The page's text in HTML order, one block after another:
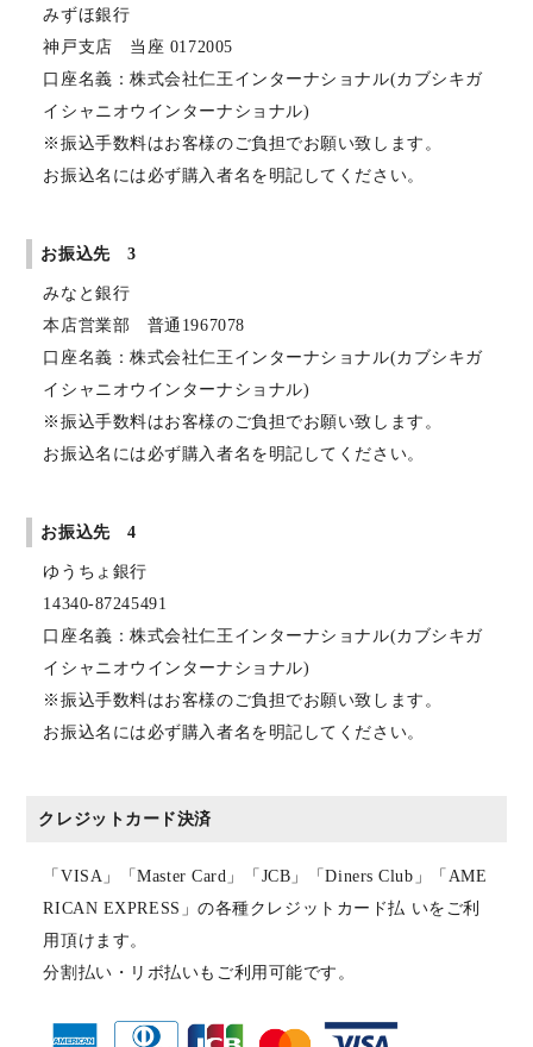
みずほ銀行
神戸支店 当座 0172005
口座名義：株式会社仁王インターナショナル(カブシキガ
イシャニオウインターナショナル)
※振込手数料はお客様のご負担でお願い致します。
お振込名には必ず購入者名を明記してください。
お振込先 3
みなと銀行
本店営業部 普通1967078
口座名義：株式会社仁王インターナショナル(カブシキガ
イシャニオウインターナショナル)
※振込手数料はお客様のご負担でお願い致します。
お振込名には必ず購入者名を明記してください。
お振込先 4
ゆうちょ銀行
14340-87245491
口座名義：株式会社仁王インターナショナル(カブシキガ
イシャニオウインターナショナル)
※振込手数料はお客様のご負担でお願い致します。
お振込名には必ず購入者名を明記してください。
クレジットカード決済
「VISA」「Master Card」「JCB」「Diners Club」「AME
RICAN EXPRESS」の各種クレジットカード払 いをご利
用頂けます。
分割払い・リボ払いもご利用可能です。